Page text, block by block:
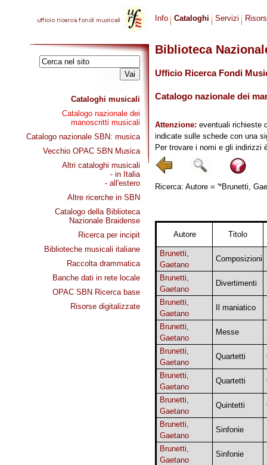
Cataloghi musicali
Catalogo nazionale dei
manoscritti musicali
Catalogo nazionale SBN: musica
Vecchio OPAC SBN Musica
Altri cataloghi musicali
- in Italia
- all'estero
Altre ricerche in SBN
Catalogo della Biblioteca
Nazionale Braidense
Ricerca per incipit
Biblioteche musicali italiane
Raccolta drammatica
Banche dati in rete locale
OPAC SBN Ricerca base
Risorse digitalizzate
Info Cataloghi Servizi
Biblioteca
Ufficio Ricerca Fondi
Catalogo nazionale dei
Attenzione: eventuali richieste
indicate sulle schede con una
Per trovare i nomi e gli indirizzi
Ricerca: Autore = '*Brunetti,
Autore Titolo
Brunetti,
Gaetano
Composizioni
Brunetti,
Gaetano
Divertimenti
Brunetti,
Gaetano
Il maniatico
Brunetti,
Gaetano
Messe
Brunetti,
Gaetano
Quartetti
Brunetti,
Gaetano
Quartetti
Brunetti,
Gaetano
Quintetti
Brunetti,
Gaetano
Sinfonie
Brunetti,
Gaetano
Sinfonie